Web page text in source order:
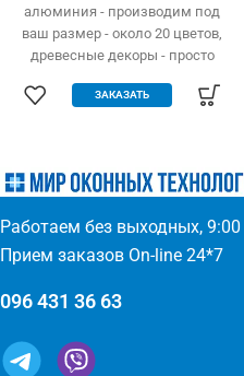
алюминия - производим под
ваш размер - около 20 цветов,
древесные декоры - просто
одевается и снимается -
ломается - любые формы и
трапеция - проста в установке
(инструмент не нужен)
ЗАКАЗАТЬ
Работаем без выходных,
Прием заказов On-line 24*7
096 431 36 63